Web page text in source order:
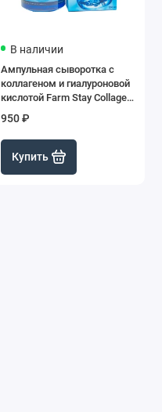
В наличии
Ампульная сыворотка с
коллагеном и гиалуроновой
кислотой Farm Stay Collagen
Ampoule, 250мл
950 ₽
Купить